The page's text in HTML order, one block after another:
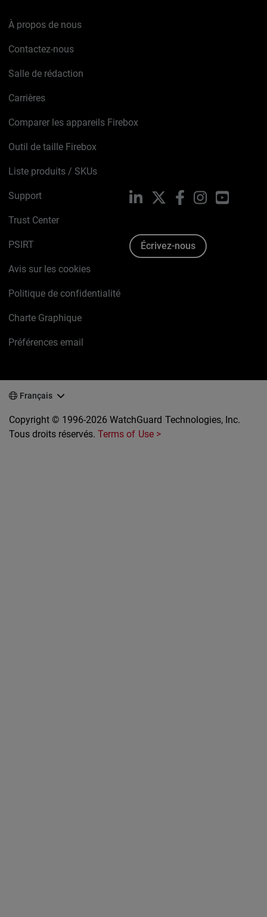
À propos de nous
Contactez-nous
Salle de rédaction
Carrières
Comparer les appareils Firebox
Outil de taille Firebox
Liste produits / SKUs
Support
Trust Center
PSIRT
Avis sur les cookies
Politique de confidentialité
Charte Graphique
Préférences email
LinkedIn FacebookInstagramYouTube
Écrivez-nous
Français
Copyright © 1996-2026 WatchGuard Technologies, Inc.
Tous droits réservés.Terms of Use >